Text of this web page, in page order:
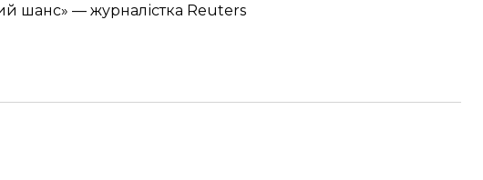
шанс» — журналістка Reuters